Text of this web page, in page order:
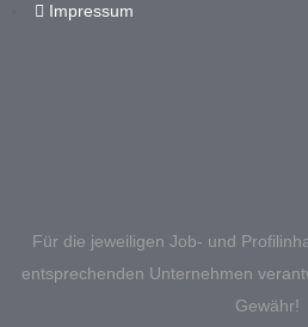
Impressum
Für die jeweiligen Job- und
entsprechenden Unternehmen
Gewähr!